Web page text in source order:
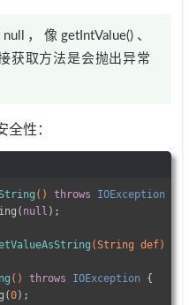
，像getIntValue()、
获取方法是会抛出异常
全性：
() throws IOException
null );
(String def)
() throws IOException {
0);